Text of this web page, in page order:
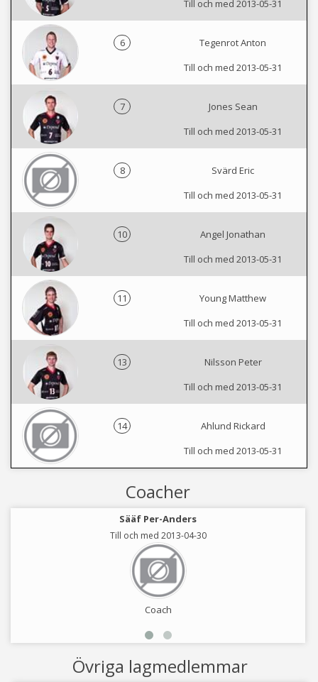
Till och med 2013-05-31
6
Tegenrot Anton
Till och med 2013-05-31
7
Jones Sean
Till och med 2013-05-31
8
Svärd Eric
Till och med 2013-05-31
10
Angel Jonathan
Till och med 2013-05-31
11
Young Matthew
Till och med 2013-05-31
13
Nilsson Peter
Till och med 2013-05-31
14
Ahlund Rickard
Till och med 2013-05-31
Coacher
Sääf Per-Anders
Till och med 2013-04-30
Coach
Övriga lagmedlemmar